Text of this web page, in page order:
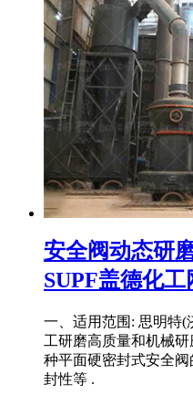
安全阀动态研
SUPF盖德化工
一、适用范围: 思明特(
工研磨高质量和机械
种平面硬密封式安全
封性等 .